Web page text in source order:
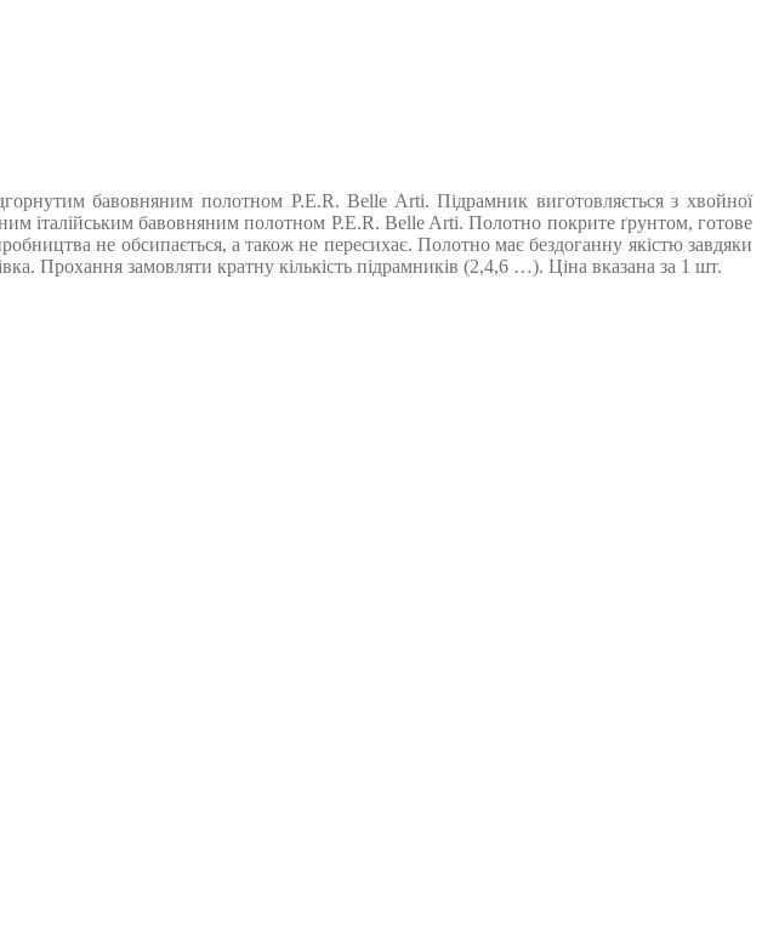
бавовняним полотном P.E.R. Belle Arti. Підрамник виготовляється з хвойної
італійським бавовняним полотном P.E.R. Belle Arti. Полотно покрите ґрунтом, готове
не обсипається, а також не пересихає. Полотно має бездоганну якістю завдяки
Прохання замовляти кратну кількість підрамників (2,4,6 …). Ціна вказана за 1 шт.